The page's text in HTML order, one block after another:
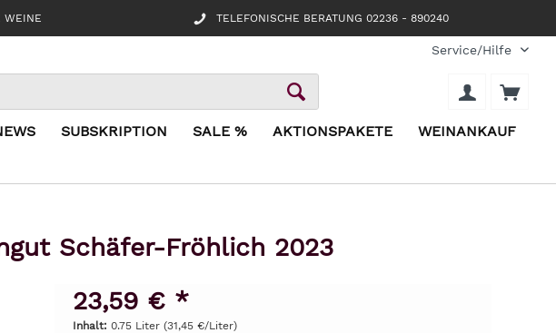
WEINE TELEFONISCHE BERATUNG 02236 - 890240
Service/Hilfe
SUBSKRIPTION SALE % AKTIONSPAKETE WEINANKAUF
Schäfer-Fröhlich 2023
23,59 € *
Inhalt: 0.75 Liter (31,45 €/Liter)